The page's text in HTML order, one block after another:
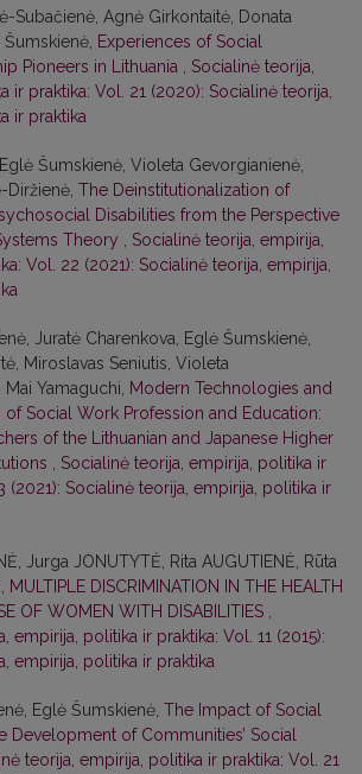
Subačienė, Agnė Girkontaitė, Donata
Experiences of Social
Pioneers in Lithuania
Socialinė teorija,
ir praktika: Vol. 21 (2020): Socialinė teorija,
ir praktika
Šumskienė, Violeta Gevorgianienė,
Diržienė, The Deinstitutionalization of
Disabilities from the Perspective
Theory
Socialinė teorija, empirija,
Vol. 22 (2021): Socialinė teorija, empirija,
Juratė Charenkova, Eglė Šumskienė,
Miroslavas Seniutis, Violeta
Yamaguchi,
Modern Technologies and
of Social Work Profession and Education:
of the Lithuanian and Japanese Higher
Socialinė teorija, empirija, politika ir
(2021): Socialinė teorija, empirija, politika ir
Jurga JONUTYTĖ, Rita AUGUTIENĖ, Rūta
MULTIPLE DISCRIMINATION IN THE HEALTH
OF WOMEN WITH DISABILITIES
empirija, politika ir praktika: Vol. 11 (2015):
empirija, politika ir praktika
Eglė Šumskienė, The Impact of Social
Development of Communities’ Social
teorija, empirija, politika ir praktika: Vol. 21